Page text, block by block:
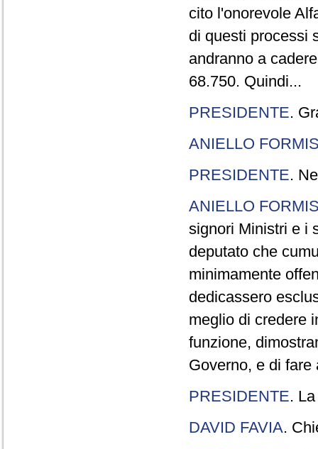
cito l'onorevole
di questi processi
andranno a
68.750. Quindi...
PRESIDENTE.
ANIELLO
PRESIDENTE.
ANIELLO
signori Ministri e i
deputato che
minimamente
dedicassero
meglio di credere
funzione,
Governo, e di
PRESIDENTE.
DAVID FAVIA.